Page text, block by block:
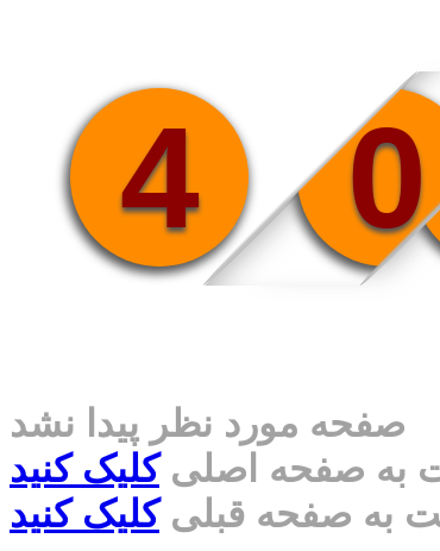
4 0
صفحه مورد نظر پیدا نشد
به صفحه اصلیکلیک کنید
به صفحه قبلیکلیک کنید